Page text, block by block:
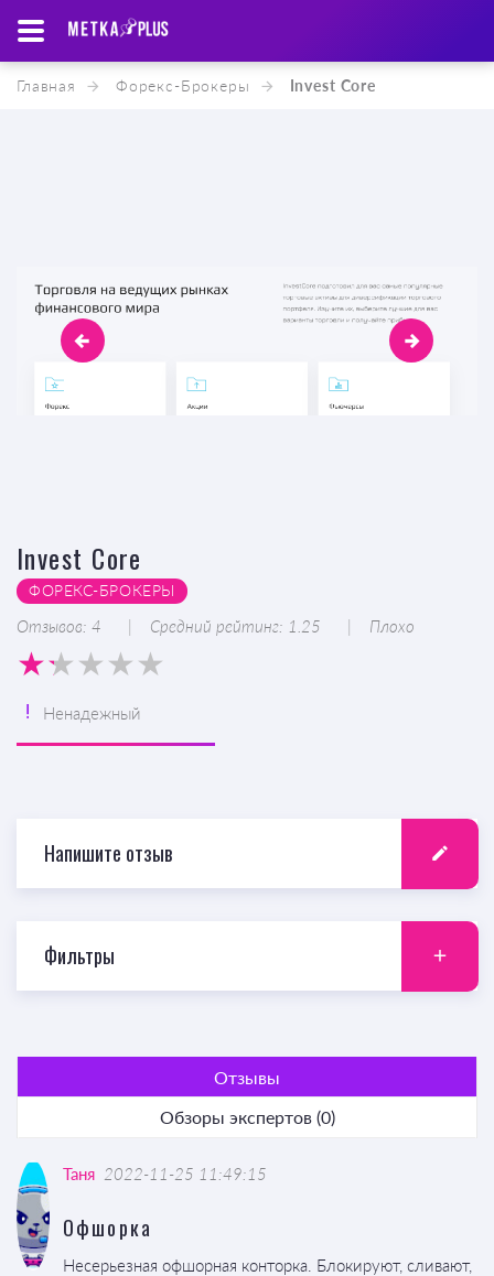
Главная Форекс-Брокеры Invest Core
Invest Core
ФОРЕКС-БРОКЕРЫ
Отзывов: 4 Средний рейтинг: 1.25 Плохо
Ненадежный
Напишите отзыв
Фильтры
Отзывы
Обзоры экспертов (0)
Таня 2022-11-25 11:49:15
Офшорка
Несерьезная офшорная конторка. Блокируют, сливают,